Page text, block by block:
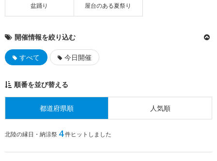
盆踊り 屋台のある夏祭り
開催情報を絞り込む
すべて 今日開催
順番を並び替える
都道府県順 人気順
北陸の縁日・納涼祭 4件ヒットしました